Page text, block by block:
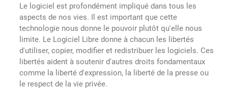
Le logiciel est profondément impliqué dans tous les
aspects de nos vies. Il est important que cette
technologie nous donne le pouvoir plutôt qu'elle nous
limite. Le Logiciel Libre donne à chacun les libertés
d'utiliser, copier, modifier et redistribuer les logiciels. Ces
libertés aident à soutenir d'autres droits fondamentaux
comme la liberté d'expression, la liberté de la presse ou
le respect de la vie privée.